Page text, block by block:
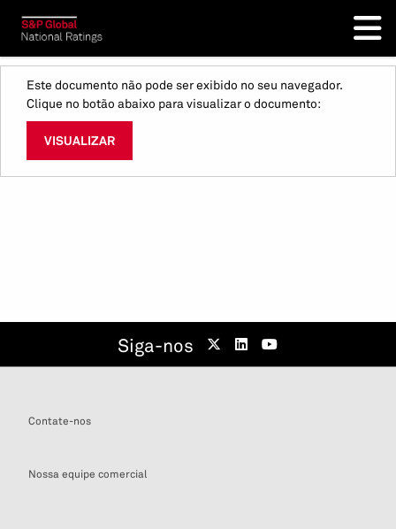
Este documento não pode ser exibido no seu navegador.
Clique no botão abaixo para visualizar o documento:
VISUALIZAR
Siga-nos
Contate-nos
Nossa equipe comercial